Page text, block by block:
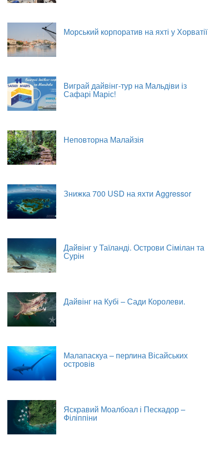
Морський корпоратив на яхті у Хорватії
Виграй дайвінг-тур на Мальдіви із
Сафарі Маріс!
Неповторна Малайзія
Знижка 700 USD на яхти Aggressor
Дайвінг у Таїланді. Острови Сімілан та
Сурін
Дайвінг на Кубі – Сади Королеви.
Малапаскуа – перлина Вісайських
островів
Яскравий Моалбоал і Пескадор –
Філіппіни